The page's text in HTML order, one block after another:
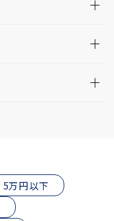
万円以下